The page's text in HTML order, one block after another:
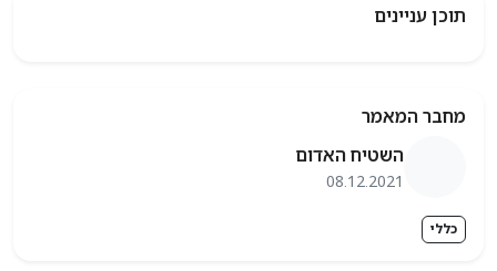
עניינים
המאמר
השטיח האדום
08.12.2021